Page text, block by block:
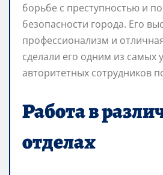
борьбе с преступностью и
безопасности города. Его
профессионализм и
сделали его одним из самых
авторитетных сотрудников
Работа в
отделах